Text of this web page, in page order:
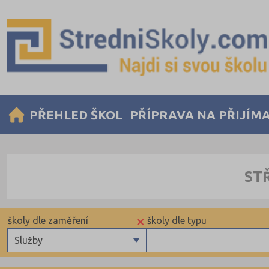
PŘEHLED ŠKOL PŘÍPRAVA NA
školy dle typu
×
Služby
školy dle zaměření